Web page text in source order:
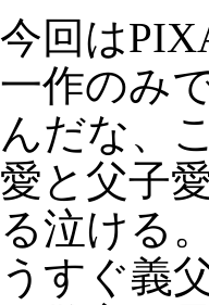
今回は
一作のみ
んだな、
愛と父子
る泣ける
うすぐ義